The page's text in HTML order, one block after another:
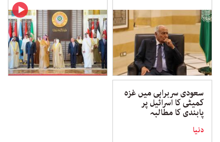
سعودی سربراہی میں غزہ
کمیٹی کا اسرائیل پر
پابندی کا مطالبہ
دنیا